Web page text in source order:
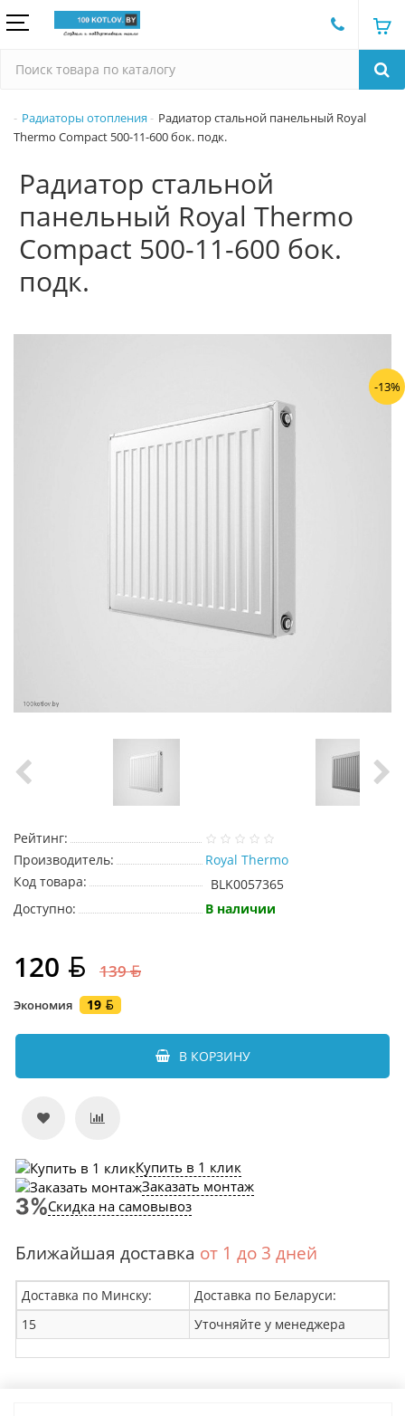
Радиаторы отопления
Радиатор стальной панельный Royal
Thermo Compact 500-11-600 бок. подк.
Радиатор стальной
панельный Royal Thermo
Compact 500-11-600 бок.
подк.
-13%
Рейтинг:
Производитель:
Royal Thermo
Код товара:
BLK0057365
Доступно:
В наличии
120 139
Экономия 19
В КОРЗИНУ
Купить в 1 клик
Заказать монтаж
Скидка на самовывоз
Ближайшая доставка от 1 до 3 дней
Доставка по Минску:
Доставка по Беларуси:
15
Уточняйте у менеджера